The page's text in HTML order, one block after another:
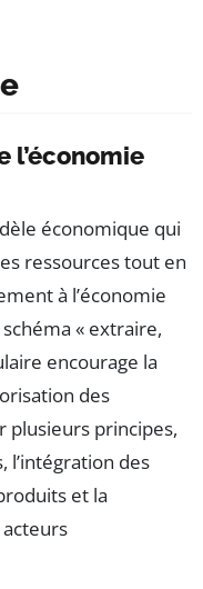
l’économie
économique qui
ressources tout en
à l’économie
« extraire,
encourage la
des
plusieurs principes,
l’intégration des
et la